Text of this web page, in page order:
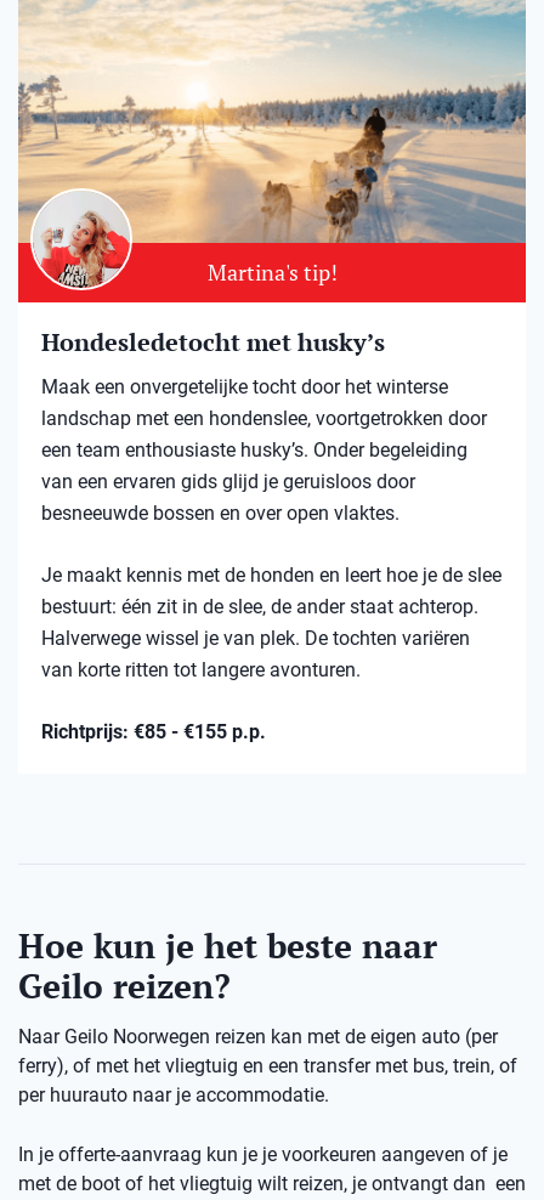
Martina's tip!
Hondesledetocht met husky’s
Maak een onvergetelijke tocht door het winterse
landschap met een hondenslee, voortgetrokken door
een team enthousiaste husky’s. Onder begeleiding
van een ervaren gids glijd je geruisloos door
besneeuwde bossen en over open vlaktes.
Je maakt kennis met de honden en leert hoe je de slee
bestuurt: één zit in de slee, de ander staat achterop.
Halverwege wissel je van plek. De tochten variëren
van korte ritten tot langere avonturen.
Richtprijs: €85 - €155 p.p.
Hoe kun je het beste naar
Geilo reizen?
Naar Geilo Noorwegen reizen kan met de eigen auto (per
ferry), of met het vliegtuig en een transfer met bus, trein, of
per huurauto naar je accommodatie.
In je offerte-aanvraag kun je je voorkeuren aangeven of je
met de boot of het vliegtuig wilt reizen, je ontvangt dan een